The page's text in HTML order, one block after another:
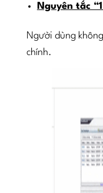
Nguyên tắc
Người dùng
chính.